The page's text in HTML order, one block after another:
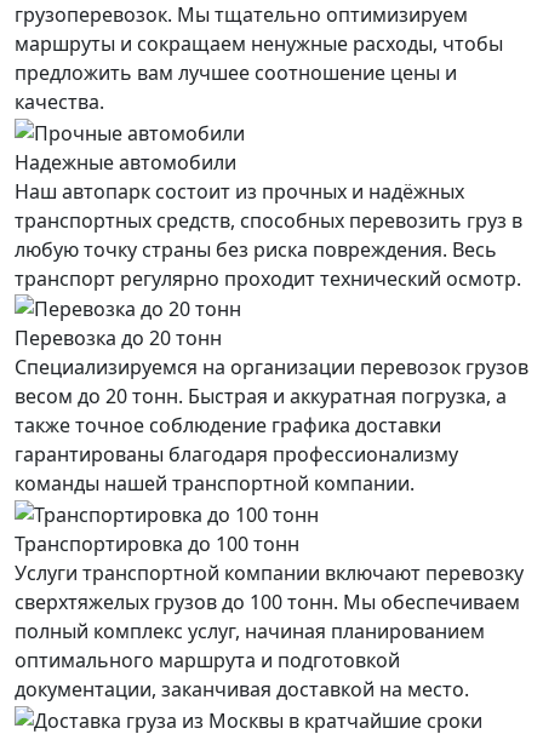
грузоперевозок. Мы тщательно оптимизируем
маршруты и сокращаем ненужные расходы, чтобы
предложить вам лучшее соотношение цены и
качества.
Надежные автомобили
Наш автопарк состоит из прочных и надёжных
транспортных средств, способных перевозить груз в
любую точку страны без риска повреждения. Весь
транспорт регулярно проходит технический осмотр.
Перевозка до 20 тонн
Специализируемся на организации перевозок грузов
весом до 20 тонн. Быстрая и аккуратная погрузка, а
также точное соблюдение графика доставки
гарантированы благодаря профессионализму
команды нашей транспортной компании.
Транспортировка до 100 тонн
Услуги транспортной компании включают перевозку
сверхтяжелых грузов до 100 тонн. Мы обеспечиваем
полный комплекс услуг, начиная планированием
оптимального маршрута и подготовкой
документации, заканчивая доставкой на место.